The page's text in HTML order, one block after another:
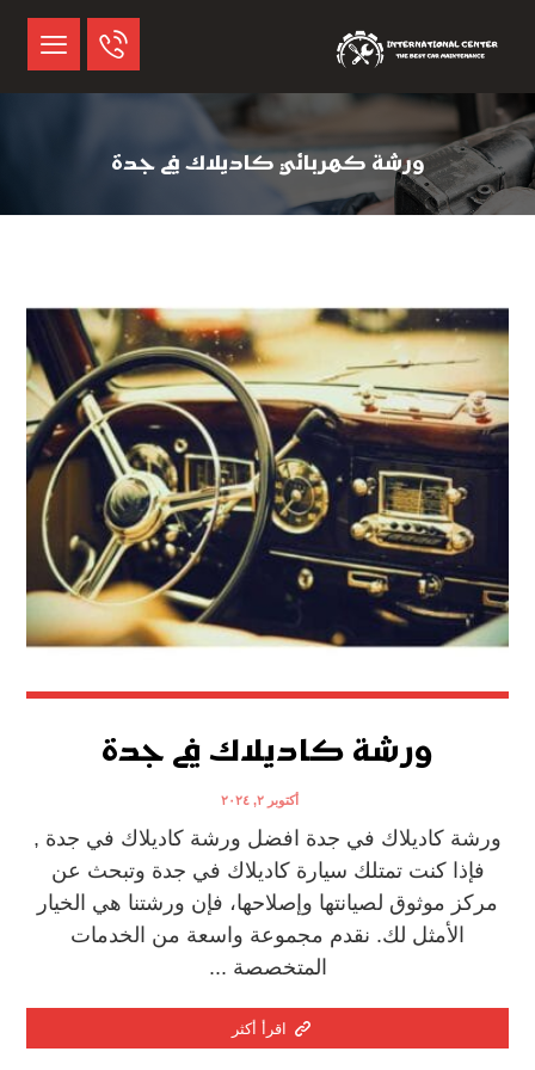
ورشة كهربائي كاديلاك في جدة
ورشة كاديلاك في جدة
أكتوبر ٢, ٢٠٢٤
ورشة كاديلاك في جدة افضل ورشة كاديلاك في جدة ,
فإذا كنت تمتلك سيارة كاديلاك في جدة وتبحث عن
مركز موثوق لصيانتها وإصلاحها، فإن ورشتنا هي الخيار
الأمثل لك. نقدم مجموعة واسعة من الخدمات
المتخصصة ...
اقرأ أكثر